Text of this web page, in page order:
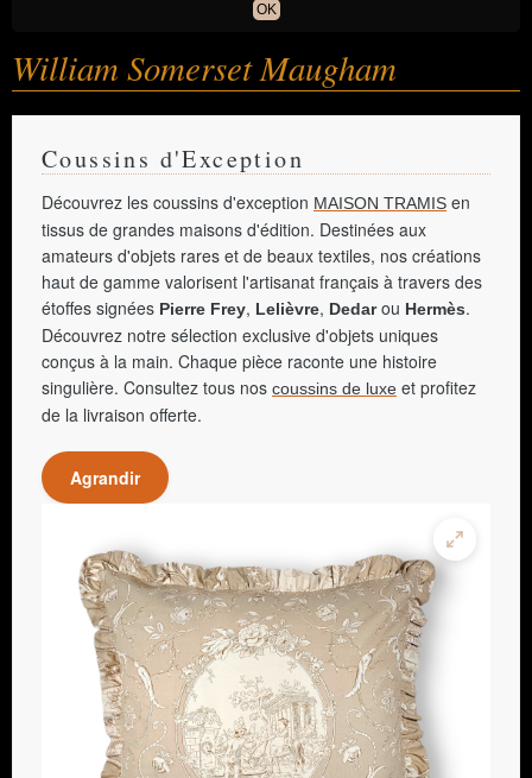
OK
William Somerset Maugham
Coussins d'Exception
Découvrez les coussins d'exception MAISON TRAMIS en
tissus de grandes maisons d'édition. Destinées aux
amateurs d'objets rares et de beaux textiles, nos créations
haut de gamme valorisent l'artisanat français à travers des
étoffes signées Pierre Frey, Lelièvre, Dedarou Hermès.
Découvrez notre sélection exclusive d'objets uniques
conçus à la main. Chaque pièce raconte une histoire
singulière. Consultez tous nos coussins de luxe et profitez
de la livraison offerte.
Agrandir